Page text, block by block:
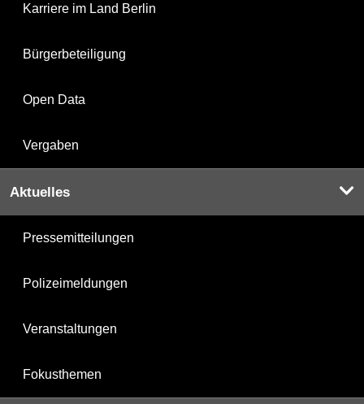
Karriere im Land Berlin
Bürgerbeteiligung
Open Data
Vergaben
Aktuelles
Pressemitteilungen
Polizeimeldungen
Veranstaltungen
Fokusthemen